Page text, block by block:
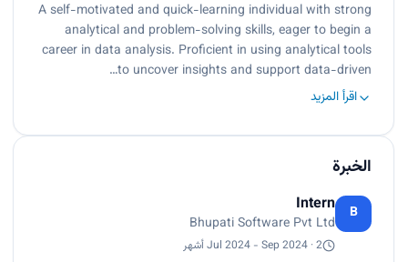
A self-motivated and quick-learning individual with strong
analytical and problem-solving skills, eager to begin a
career in data analysis. Proficient in using analytical tools
to uncover insights and support data-driven…
اقرأ المزيد
الخبرة
B
Intern
Bhupati Software Pvt Ltd
Jul 2024 - Sep 2024 · 2 أشهر